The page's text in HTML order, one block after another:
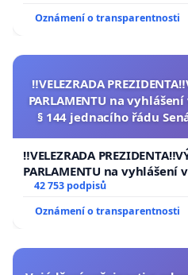
Oznámení o transparentnosti
‼️VELEZRADA
PARLAMENTU na
§ 144 jednacího řádu
‼️VELEZRADA
PARLAMENTU na
144 jednacího řádu Senátu
usnesení k podání ústavní
republiky
42 753 podpisů
Oznámení o transparentnosti